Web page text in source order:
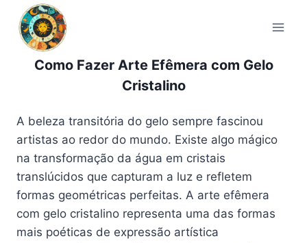
Pular
para
ConteúdoComo Fazer Arte Efêmera com Gelo
Cristalino
A beleza transitória do gelo sempre fascinou
artistas ao redor do mundo. Existe algo mágico
na transformação da água em cristais
translúcidos que capturam a luz e refletem
formas geométricas perfeitas. A arte efêmera
com gelo cristalino representa uma das formas
mais poéticas de expressão artística